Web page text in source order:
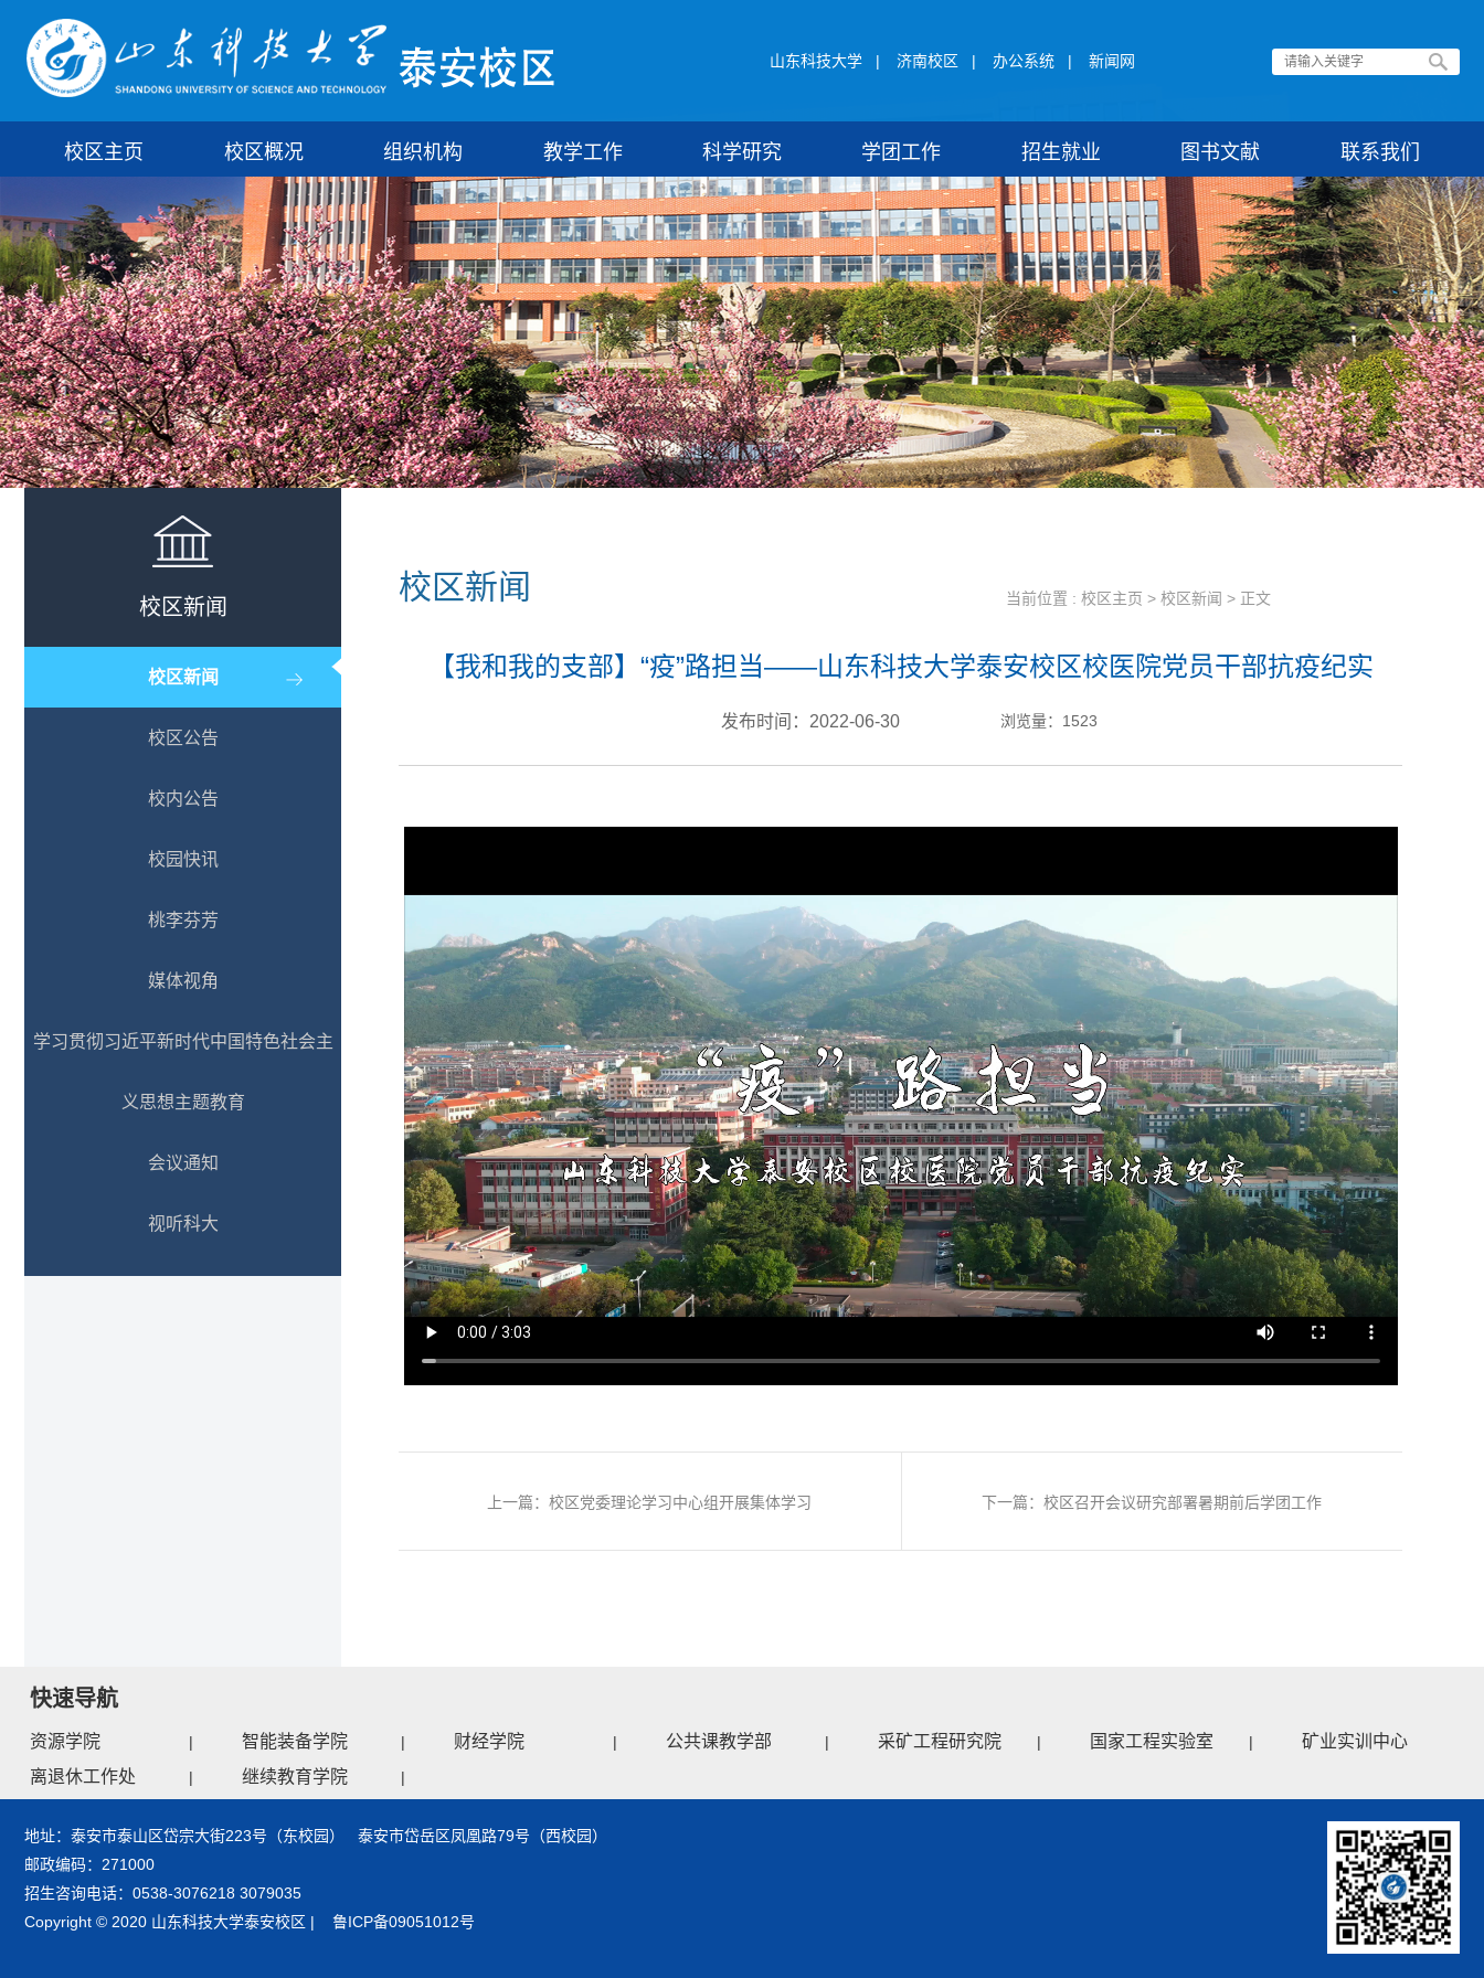
山东科技大学 | 济南校区 | 办公系统 | 新闻网
校区主页 校区概况 组织机构 教学工作 科学研究 学团工作 招生就业 图书文献 联系我们
校区新闻
校区新闻
校区公告
校内公告
校园快讯
桃李芬芳
媒体视角
学习贯彻习近平新时代中国特色社会主
义思想主题教育
会议通知
视听科大
校区新闻 当前位置 : 校区主页 > 校区新闻 > 正文
【我和我的支部】“疫”路担当——山东科技大学泰安校区校医院党员干部抗疫纪实
发布时间：2022-06-30 浏览量： 1523
上一篇：校区党委理论学习中心组开展集体学习 下一篇：校区召开会议研究部署暑期前后学团工作
快速导航
资源学院 | 智能装备学院 | 财经学院 | 公共课教学部 | 采矿工程研究院 | 国家工程实验室 |
矿业实训中心
离退休工作处
| 继续教育学院 |
地址：泰安市泰山区岱宗大街223号（东校园） 泰安市岱岳区凤凰路79号（西校园）
邮政编码：271000
招生咨询电话：0538-3076218 3079035
Copyright © 2020 山东科技大学泰安校区 | 鲁ICP备09051012号